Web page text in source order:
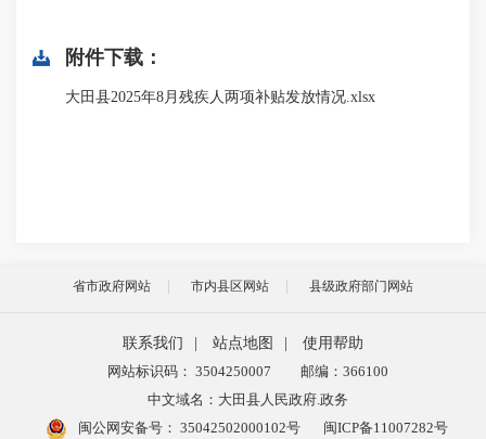
附件下载：
大田县2025年8月残疾人两项补贴发放情况.xlsx
省市政府网站 市内县区网站 县级政府部门网站
联系我们 站点地图
使用帮助
网站标识码： 3504250007
邮编：366100
中文域名：大田县人民政府.政务
闽公网安备号： 35042502000102号 闽ICP备11007282号